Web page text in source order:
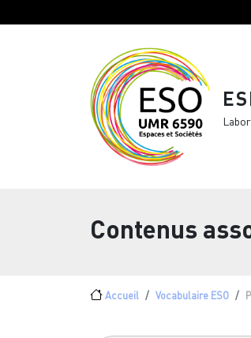
Contenus
Fil d'Ariane
Accueil Vocabulaire ESO